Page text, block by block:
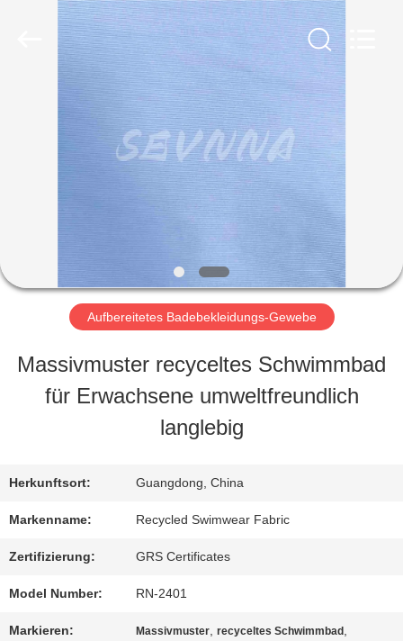
HAUS
PRODUKTE
SHOW
ÜBER
UNS
AUSFLUG
Aufbereitetes Badebekleidungs-Gewebe
Massivmuster recyceltes Schwimmbad
für Erwachsene umweltfreundlich
langlebig
Herkunftsort: Guangdong, China
Markenname: Recycled Swimwear Fabric
Zertifizierung: GRS Certificates
Model Number: RN-2401
Markieren: Massivmuster,recyceltes Schwimmbad ,